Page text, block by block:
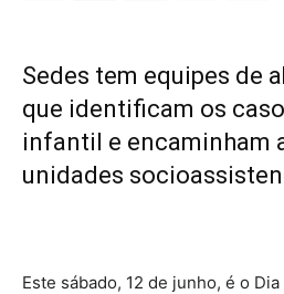
Sedes tem equipes de
que identificam os
infantil e encaminham
unidades
Este sábado, 12 de junho, é o